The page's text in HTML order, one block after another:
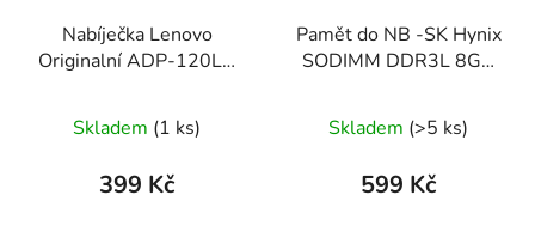
Nabíječka Lenovo
Originalní ADP-120LH
(5.5x2.5)
Skladem (1 ks)
399 Kč
Pamět do NB -SK Hynix
SODIMM DDR3L 8GB
HMT451S6AFR8A-PB
Skladem (>5 ks)
599 Kč